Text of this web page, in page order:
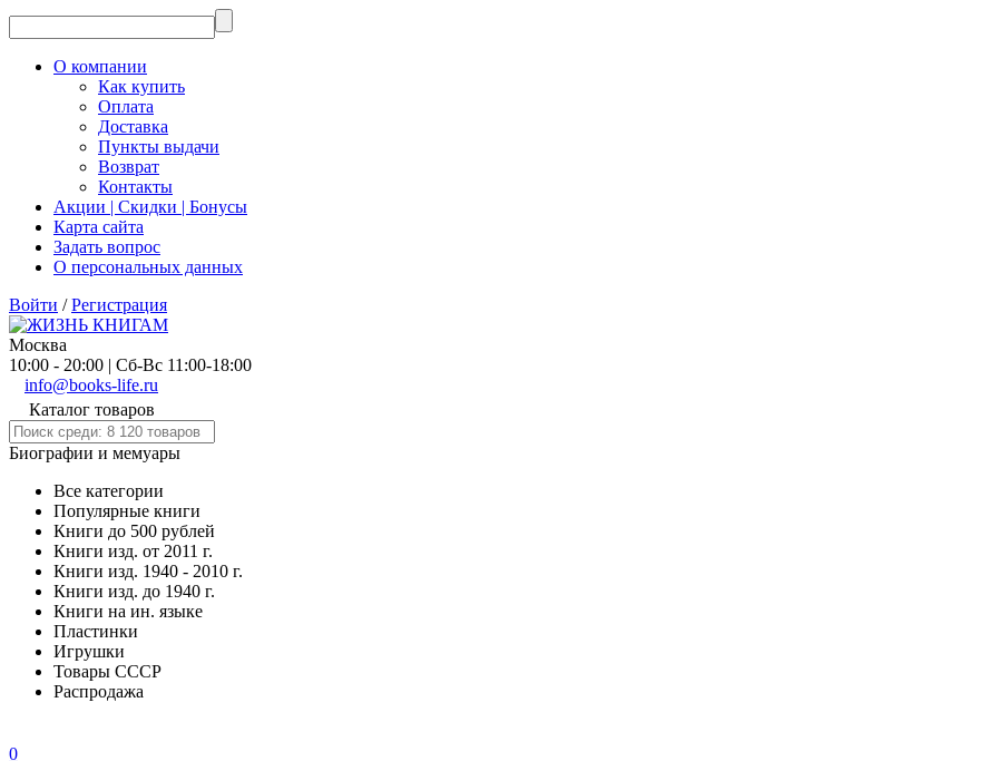
О компании
Как купить
Оплата
Доставка
Пункты выдачи
Возврат
Контакты
Акции | Скидки | Бонусы
Карта сайта
Задать вопрос
О персональных данных
Войти /Регистрация
Москва
10:00 - 20:00 | Сб-Вс 11:00-18:00
info@books-life.ru
Каталог товаров
Биографии и мемуары
Все категории
Популярные книги
Книги до 500 рублей
Книги изд. от 2011 г.
Книги изд. 1940 - 2010 г.
Книги изд. до 1940 г.
Книги на ин. языке
Пластинки
Игрушки
Товары СССР
Распродажа
0